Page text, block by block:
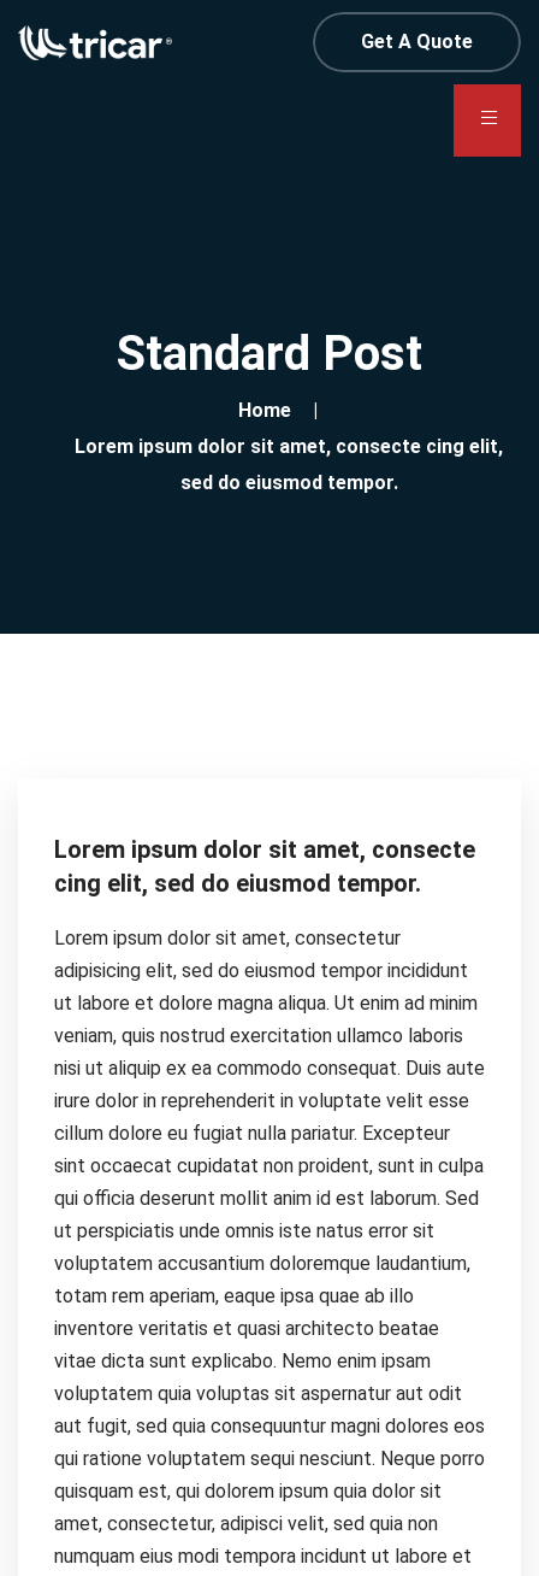
Get A Quote
Standard Post
Home
Lorem ipsum dolor sit amet, consecte cing elit,
sed do eiusmod tempor.
Lorem ipsum dolor sit amet, consecte
cing elit, sed do eiusmod tempor.
Lorem ipsum dolor sit amet, consectetur
adipisicing elit, sed do eiusmod tempor incididunt
ut labore et dolore magna aliqua. Ut enim ad minim
veniam, quis nostrud exercitation ullamco laboris
nisi ut aliquip ex ea commodo consequat. Duis aute
irure dolor in reprehenderit in voluptate velit esse
cillum dolore eu fugiat nulla pariatur. Excepteur
sint occaecat cupidatat non proident, sunt in culpa
qui officia deserunt mollit anim id est laborum. Sed
ut perspiciatis unde omnis iste natus error sit
voluptatem accusantium doloremque laudantium,
totam rem aperiam, eaque ipsa quae ab illo
inventore veritatis et quasi architecto beatae
vitae dicta sunt explicabo. Nemo enim ipsam
voluptatem quia voluptas sit aspernatur aut odit
aut fugit, sed quia consequuntur magni dolores eos
qui ratione voluptatem sequi nesciunt. Neque porro
quisquam est, qui dolorem ipsum quia dolor sit
amet, consectetur, adipisci velit, sed quia non
numquam eius modi tempora incidunt ut labore et